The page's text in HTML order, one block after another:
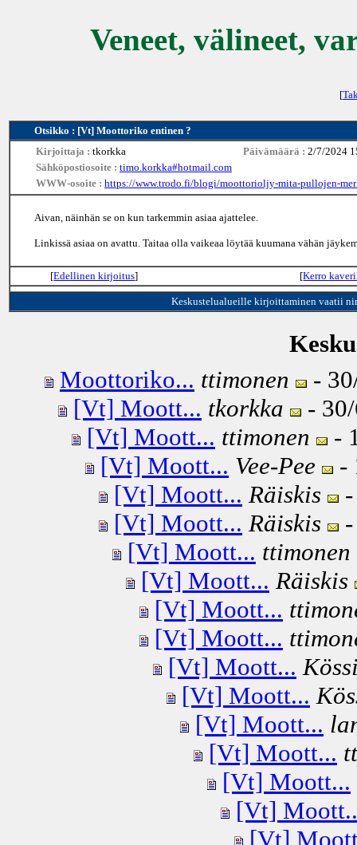
Veneet, välineet,
[
Otsikko : [Vt] Moottoriko entinen ?
Kirjoittaja : tkorkka Päivämäärä : 2/7/2024
Sähköpostiosoite : timo.korkka#hotmail.com
WWW-osoite : https://www.trodo.fi/blogi/moottorioljy-mita-pullojen-
Aivan, näinhän se on kun tarkemmin asiaa ajattelee.
Linkissä asiaa on avattu. Taitaa olla vaikeaa löytää kuumana vähän
[Edellinen kirjoitus] [Kerro
Keskustelualueille kirjoittaminen vaatii
Moottoriko... ttimonen
-
[Vt] Moott... tkorkka
-
[Vt] Moott... ttimonen
-
[Vt] Moott... Vee-Pee
-
[Vt] Moott... Räiskis
[Vt] Moott... Räiskis
[Vt] Moott... ttimonen
[Vt] Moott... Räiskis
[Vt] Moott...
[Vt] Moott...
[Vt] Moott...
[Vt] Moott...
[Vt] Moott...
[Vt] Moott...
[Vt] Moott...
[Vt]
[Vt]